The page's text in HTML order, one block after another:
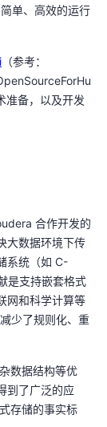
单、高效的运行
（参考：
准备，以及开发
合作开发的
大数据环境下传
系统（如 C-
是支持嵌套格式
网和科学计算等
少了规则化、重
数据结构等优
到了广泛的应
存储的事实标